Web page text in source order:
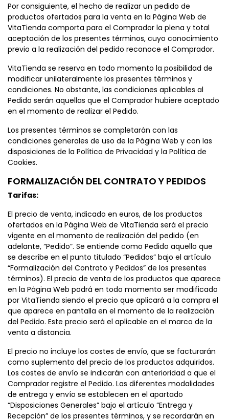
Por consiguiente, el hecho de realizar un pedido de
productos ofertados para la venta en la Página Web de
VitaTienda comporta para el Comprador la plena y total
aceptación de los presentes términos, cuyo conocimiento
previo a la realización del pedido reconoce el Comprador.
VitaTienda se reserva en todo momento la posibilidad de
modificar unilateralmente los presentes términos y
condiciones. No obstante, las condiciones aplicables al
Pedido serán aquellas que el Comprador hubiere aceptado
en el momento de realizar el Pedido.
Los presentes términos se completarán con las
condiciones generales de uso de la Página Web y con las
disposiciones de la Política de Privacidad y la Política de
Cookies.
FORMALIZACIÓN DEL CONTRATO Y PEDIDOS
Tarifas:
El precio de venta, indicado en euros, de los productos
ofertados en la Página Web de VitaTienda será el precio
vigente en el momento de realización del pedido (en
adelante, “Pedido”. Se entiende como Pedido aquello que
se describe en el punto titulado “Pedidos” bajo el artículo
“Formalización del Contrato y Pedidos” de los presentes
términos). El precio de venta de los productos que aparece
en la Página Web podrá en todo momento ser modificado
por VitaTienda siendo el precio que aplicará a la compra el
que aparece en pantalla en el momento de la realización
del Pedido. Este precio será el aplicable en el marco de la
venta a distancia.
El precio no incluye los costes de envío, que se facturarán
como suplemento del precio de los productos adquiridos.
Los costes de envío se indicarán con anterioridad a que el
Comprador registre el Pedido. Las diferentes modalidades
de entrega y envío se establecen en el apartado
“Disposiciones Generales” bajo el artículo “Entrega y
Recepción” de los presentes términos, y se recordarán en